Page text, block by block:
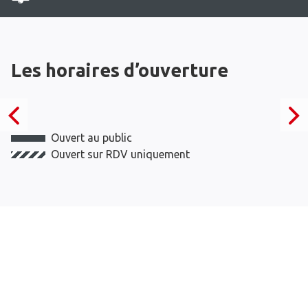
Les horaires d’ouverture
Ouvert au public
Ouvert sur RDV uniquement